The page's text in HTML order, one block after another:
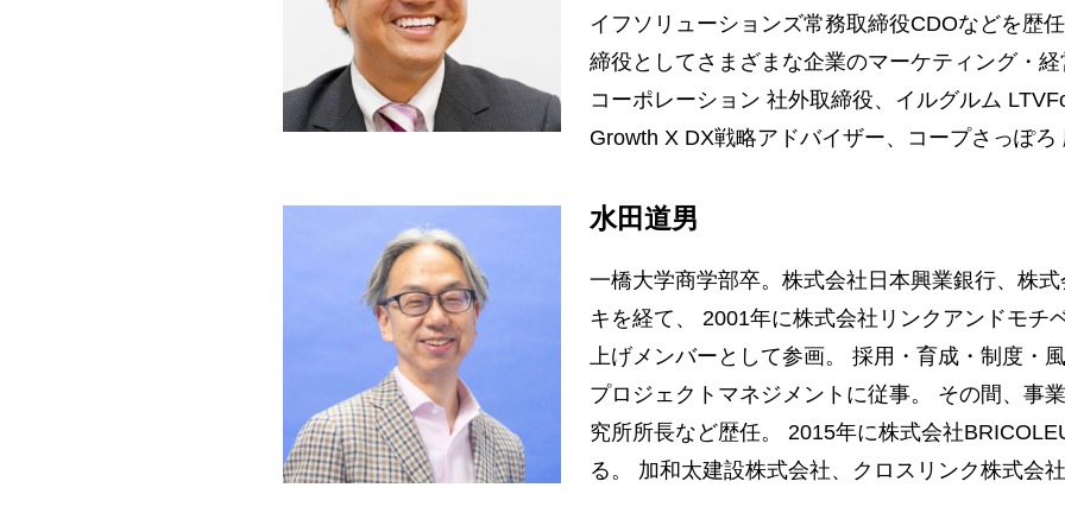
イフソリューションズ常務取締役CDOなどを歴
締役としてさまざまな企業のマーケティング・
コーポレーション 社外取締役、イルグルム
Growth X DX戦略アドバイザー、コープさっぽろ
水田道男
一橋大学商学部卒。株式会社日本興業銀行、株
キを経て、 2001年に株式会社リンクアンドモチ
上げメンバーとして参画。 採用・育成・制度・
プロジェクトマネジメントに従事。 その間、事
究所所長など歴任。 2015年に株式会社
る。 加和太建設株式会社、クロスリンク株式会